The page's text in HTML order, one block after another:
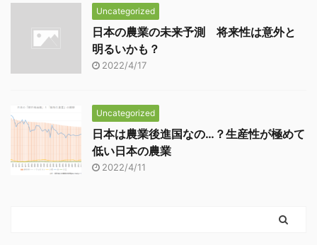
Uncategorized
日本の農業の未来予測 将来性は意外と
明るいかも？
2022/4/17
Uncategorized
日本は農業後進国なの…？生産性が極めて
低い日本の農業
2022/4/11